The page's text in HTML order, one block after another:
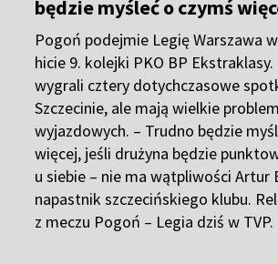
u siebie – nie ma wątpliwości Artur
napastnik szczecińskiego klubu.
z meczu Pogoń – Legia dziś w TVP.
17:00
Przed dzisiejszym meczem Pogoń -
głośno o Goncalo Feio, choć tym
pracy w Warszawie. Prezes Motoru
Jakubas zdradził kulisy odejścia